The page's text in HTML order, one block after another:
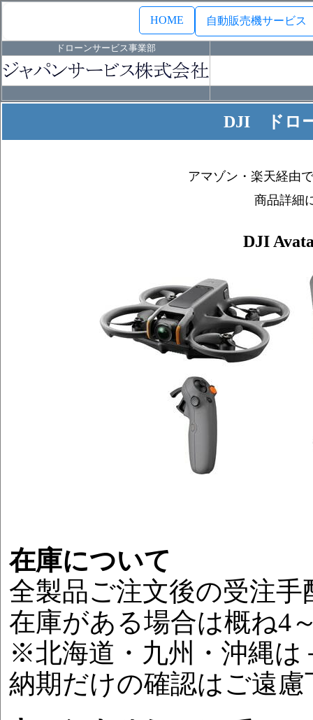
HOME 自動販売機サービス
ドローンサービス事業部
DJI ドロ
アマゾン・楽天経由
商品詳細
DJI
在庫について
全製品ご注文後の受注
在庫がある場合は概ね4
※北海道・九州・沖縄は
納期だけの確認はご遠慮